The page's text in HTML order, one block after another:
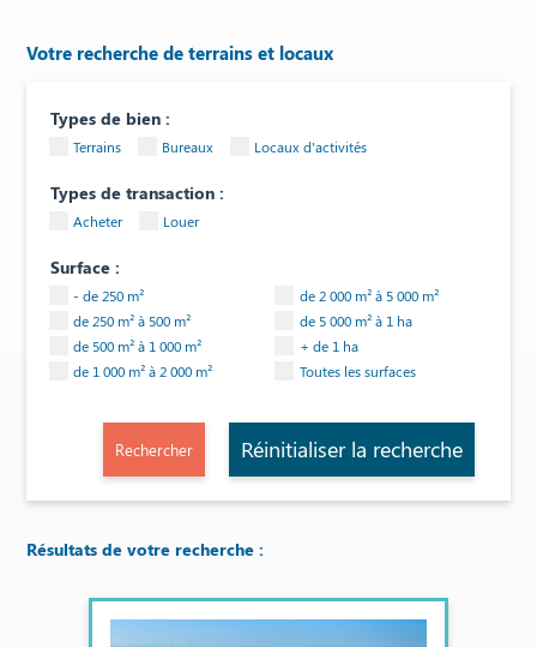
Votre recherche de terrains et locaux
Types de bien :
Terrains Bureaux Locaux d'activités
Types de transaction :
Acheter Louer
Surface :
- de 250 m²
de 250 m² à 500 m²
de 500 m² à 1 000 m²
de 1 000 m² à 2 000 m²
de 2 000 m² à 5 000 m²
de 5 000 m² à 1 ha
+ de 1 ha
Toutes les surfaces
Réinitialiser la recherche
Résultats de votre recherche :